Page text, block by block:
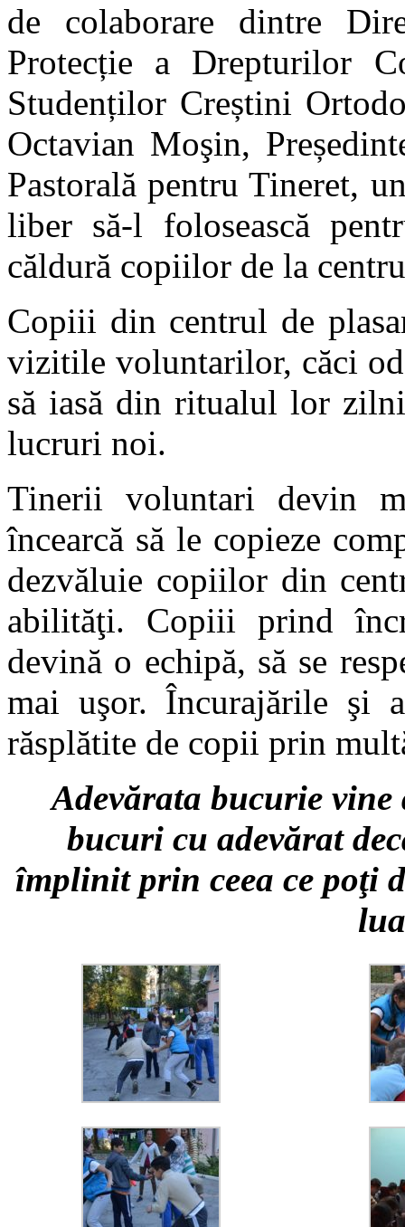
de colaborare dintre
Protecție a Drepturilor
Studenților Creștini
Octavian Moşin,
Pastorală pentru Tineret,
liber să-l folosească
căldură copiilor de la
Copiii din centrul de
vizitile voluntarilor, căci
să iasă din ritualul lor
lucruri noi.
Tinerii voluntari devin
încearcă să le copieze
dezvăluie copiilor din
abilităţi. Copiii prind
devină o echipă, să se
mai uşor. Încurajările şi
răsplătite de copii prin
Adevărata bucurie
bucuri cu adevărat
împlinit prin ceea ce poţi